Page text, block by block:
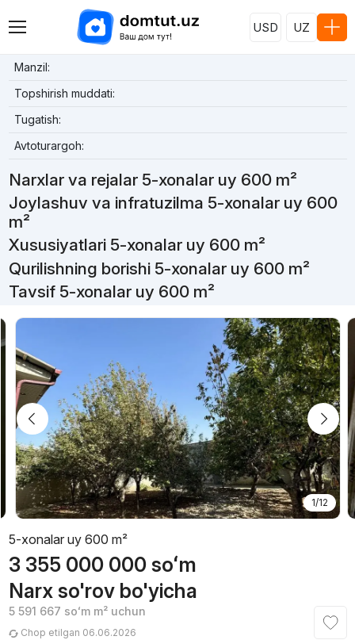
USD UZ
Manzil:
Topshirish muddati:
Tugatish:
Avtoturargoh:
Narxlar va rejalar 5-xonalar uy 600 m²
Joylashuv va infratuzilma 5-xonalar uy 600
m²
Xususiyatlari 5-xonalar uy 600 m²
Qurilishning borishi 5-xonalar uy 600 m²
Tavsif 5-xonalar uy 600 m²
1/12
5-xonalar uy 600 m²
3 355 000 000 soʻm
Narx so'rov bo'yicha
5 591 667 soʻmm² uchun
Chop etilgan 06.06.2026